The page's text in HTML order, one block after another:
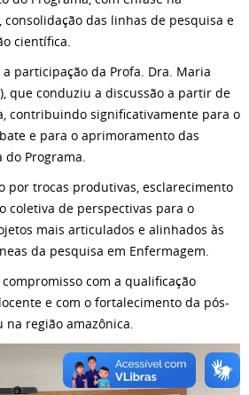
das linhas de pesquisa e
científica.
participação da Profa. Dra. Maria
que conduziu a discussão a partir de
contribuindo significativamente para o
e para o aprimoramento das
do Programa.
por trocas produtivas, esclarecimento
coletiva de perspectivas para o
mais articulados e alinhados às
da pesquisa em Enfermagem.
compromisso com a qualificação
e com o fortalecimento da pós-
na região amazônica.